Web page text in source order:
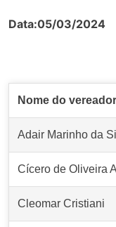
Data:05/03/2024
Nome do vereador
Adair Marinho da
Cícero de Oliveira
Cleomar Cristiani